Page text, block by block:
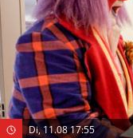
Di, 11.08 17:55